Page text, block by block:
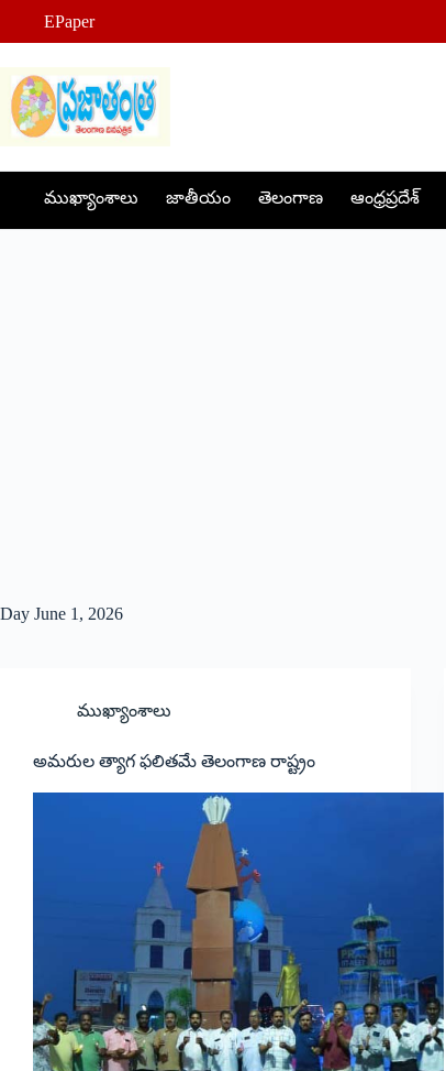
content
EPaper
ముఖ్యాంశాలు జాతీయం తెలంగాణ ఆంధ్రప్రదేశ్
Day June 1, 2026
ముఖ్యాంశాలు
అమరుల త్యాగ ఫలితమే తెలంగాణ రాష్ట్రం